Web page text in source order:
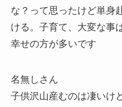
な？って思ったけど単身
ける。子育て、大変な事
幸せの方が多いです
名無しさん
子供沢山産むのは凄いけ